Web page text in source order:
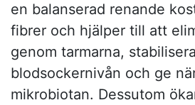
en balanserad renande
fibrer och hjälper till att
genom tarmarna, stabilisera
blodsockernivån och ge
mikrobiotan. Dessutom